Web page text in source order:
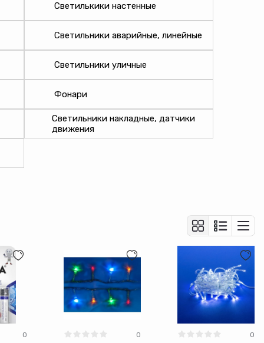
Светилькики настенные
Светильники аварийные, линейные
Светильники уличные
Фонари
Светильники накладные, датчики
движения
0 0 0